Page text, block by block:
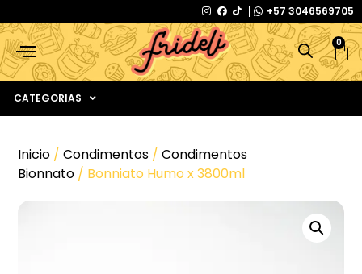
+57 3046569705
0
CATEGORIAS
Inicio /Condimentos /Condimentos
Bionnato / Bonniato Humo x 3800ml